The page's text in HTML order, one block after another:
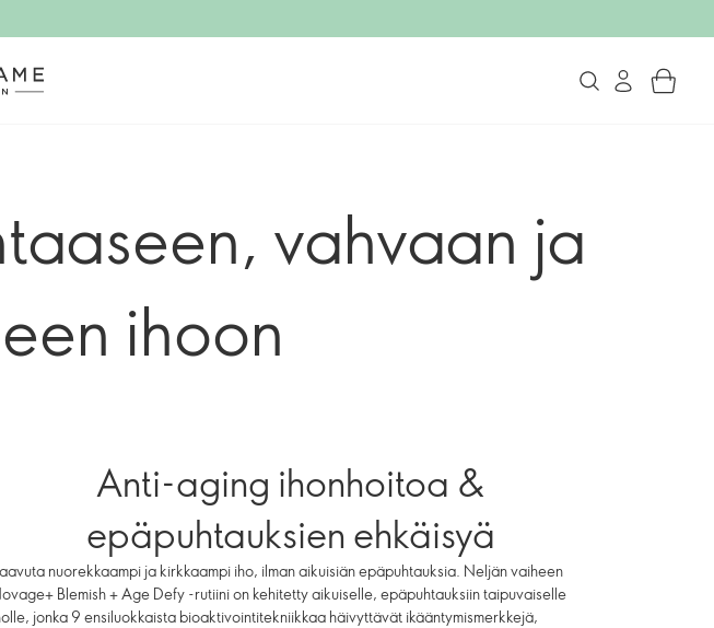
vahvaan ja
ihoon
Anti-aging ihonhoitoa &
epäpuhtauksien ehkäisyä
nuorekkaampi ja kirkkaampi iho, ilman aikuisiän epäpuhtauksia. Neljän vaiheen
Blemish + Age Defy -rutiini on kehitetty aikuiselle, epäpuhtauksiin taipuvaiselle
jonka 9 ensiluokkaista bioaktivointitekniikkaa häivyttävät ikääntymismerkkejä,